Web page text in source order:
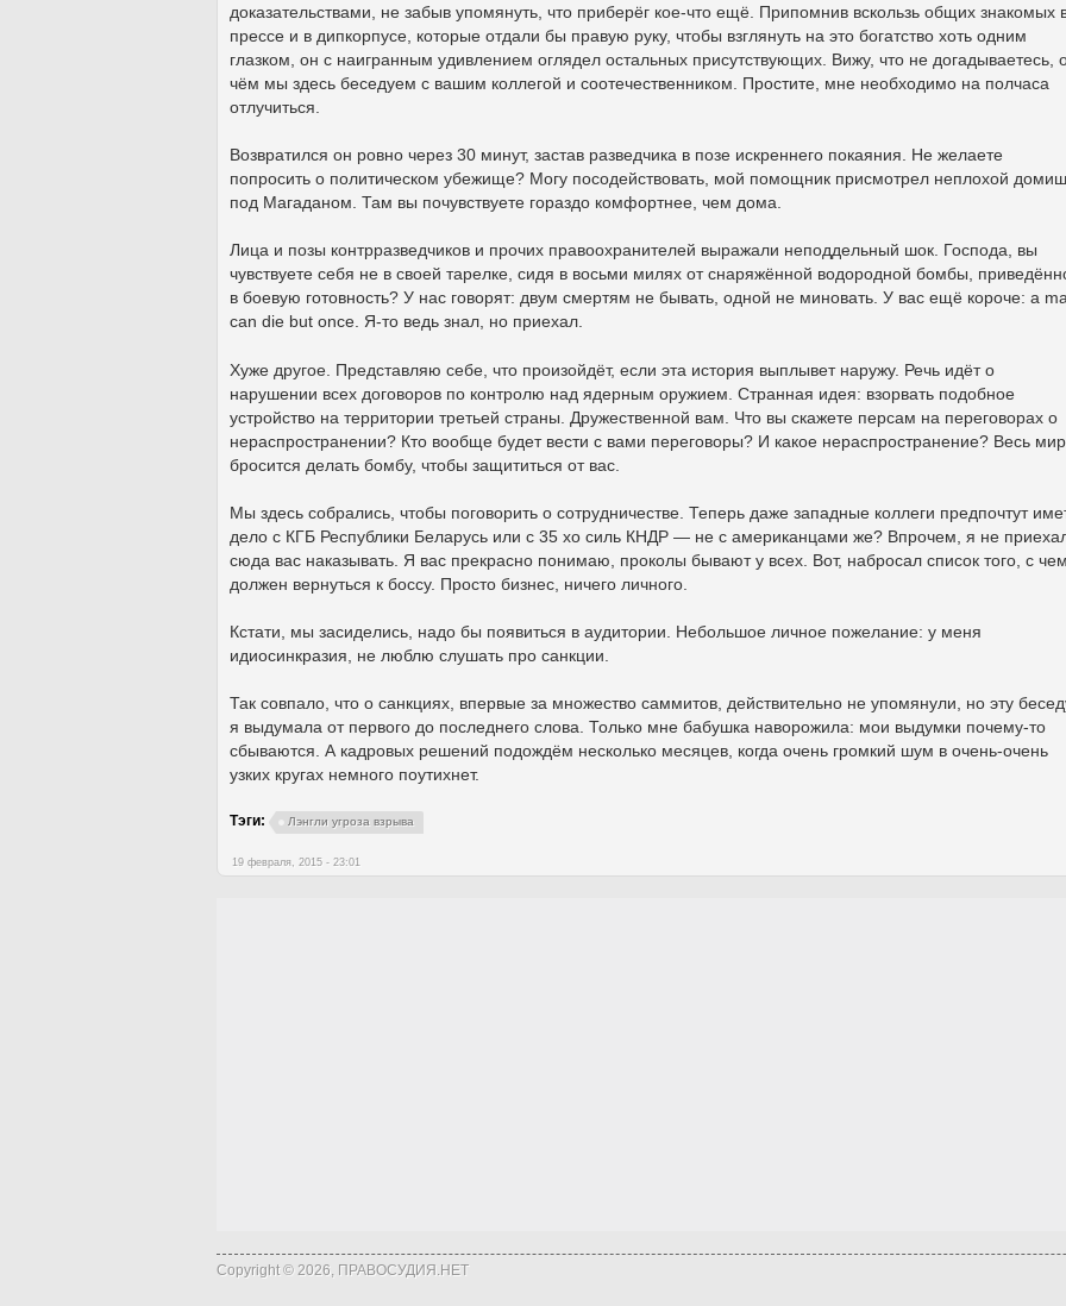
доказательствами, не забыв упомянуть, что приберёг кое-что ещё. Припомнив вскользь общих знакомых
прессе и в дипкорпусе, которые отдали бы правую руку, чтобы взглянуть на это богатство хоть одним
глазком, он с наигранным удивлением оглядел остальных присутствующих. Вижу, что не догадываетесь,
чём мы здесь беседуем с вашим коллегой и соотечественником. Простите, мне необходимо на полчаса
отлучиться.
Возвратился он ровно через 30 минут, застав разведчика в позе искреннего покаяния. Не желаете
попросить о политическом убежище? Могу посодействовать, мой помощник присмотрел неплохой
под Магаданом. Там вы почувствуете гораздо комфортнее, чем дома.
Лица и позы контрразведчиков и прочих правоохранителей выражали неподдельный шок. Господа, вы
чувствуете себя не в своей тарелке, сидя в восьми милях от снаряжённой водородной бомбы,
в боевую готовность? У нас говорят: двум смертям не бывать, одной не миновать. У вас ещё короче: a
can die but once. Я-то ведь знал, но приехал.
Хуже другое. Представляю себе, что произойдёт, если эта история выплывет наружу. Речь идёт о
нарушении всех договоров по контролю над ядерным оружием. Странная идея: взорвать подобное
устройство на территории третьей страны. Дружественной вам. Что вы скажете персам на переговорах о
нераспространении? Кто вообще будет вести с вами переговоры? И какое нераспространение? Весь мир
бросится делать бомбу, чтобы защититься от вас.
Мы здесь собрались, чтобы поговорить о сотрудничестве. Теперь даже западные коллеги предпочтут
дело с КГБ Республики Беларусь или с 35 хо силь КНДР — не с американцами же? Впрочем, я не
сюда вас наказывать. Я вас прекрасно понимаю, проколы бывают у всех. Вот, набросал список того, с чем
должен вернуться к боссу. Просто бизнес, ничего личного.
Кстати, мы засиделись, надо бы появиться в аудитории. Небольшое личное пожелание: у меня
идиосинкразия, не люблю слушать про санкции.
Так совпало, что о санкциях, впервые за множество саммитов, действительно не упомянули, но эту
я выдумала от первого до последнего слова. Только мне бабушка наворожила: мои выдумки почему-то
сбываются. А кадровых решений подождём несколько месяцев, когда очень громкий шум в очень-очень
узких кругах немного поутихнет.
Тэги: Лэнгли угроза взрыва
19 февраля, 2015 - 23:01
Copyright © 2026, ПРАВОСУДИЯ.НЕТ